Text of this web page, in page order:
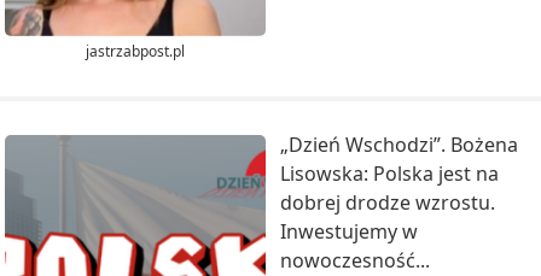
jastrzabpost.pl
„Dzień Wschodzi”. Bożena
Lisowska: Polska jest na
dobrej drodze wzrostu.
Inwestujemy w
nowoczesność...